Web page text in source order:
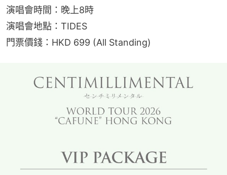
演唱會時間：晚上8時
演唱會地點：TIDES
門票價錢：HKD 699 (All Standing)